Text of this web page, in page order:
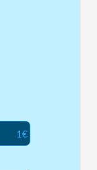
1€